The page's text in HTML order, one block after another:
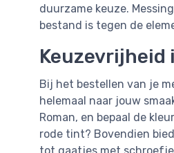
duurzame keuze.
bestand is tegen de
Keuzevrijheid
Bij het bestellen van je
helemaal naar jouw
Roman, en bepaal de
rode tint? Bovendien